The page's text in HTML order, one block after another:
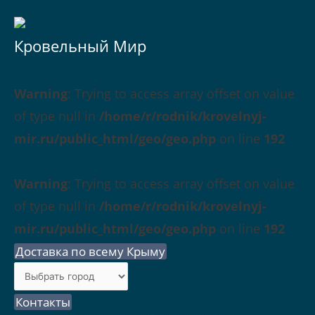
Кровельный Мир
Warning: Trying to access array offset on value
of type null in /home/r/rodnik/krovelnyj-
mir.ru/public_html/geo/geo.php on line 192
Warning: Trying to access array offset on value
of type null in /home/r/rodnik/krovelnyj-
mir.ru/public_html/geo/geo.php on line 192
Доставка по всему Крыму
Контакты